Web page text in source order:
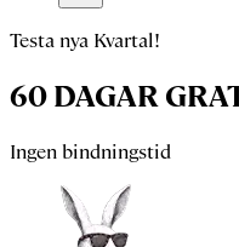
Testa nya Kvartal!
60 DAGAR
Ingen bindningstid